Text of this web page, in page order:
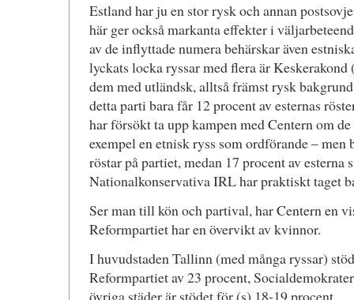
Estland har ju en stor rysk och annan
här ger också markanta effekter i
av de inflyttade numera behärskar även
lyckats locka ryssar med flera är
dem med utländsk, alltså främst rysk
detta parti bara får 12 procent av esternas
har försökt ta upp kampen med Centern om
exempel en etnisk ryss som ordförande – men
röstar på partiet, medan 17 procent av esterna
Nationalkonservativa IRL har praktiskt taget
Ser man till kön och partival, har Centern en
Reformpartiet har en övervikt av kvinnor.
I huvudstaden Tallinn (med många ryssar)
Reformpartiet av 23 procent,
övriga städer är stödet för (s) 18-19 procent.